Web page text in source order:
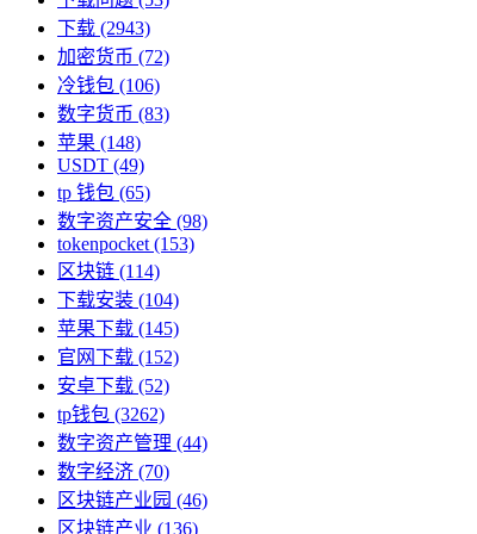
下载 (2943)
加密货币 (72)
冷钱包 (106)
数字货币 (83)
苹果 (148)
USDT (49)
tp 钱包 (65)
数字资产安全 (98)
tokenpocket(153)
区块链 (114)
下载安装 (104)
苹果下载 (145)
官网下载 (152)
安卓下载 (52)
tp钱包 (3262)
数字资产管理 (44)
数字经济 (70)
区块链产业园 (46)
区块链产业 (136)